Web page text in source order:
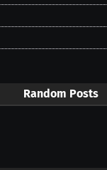
Random Posts